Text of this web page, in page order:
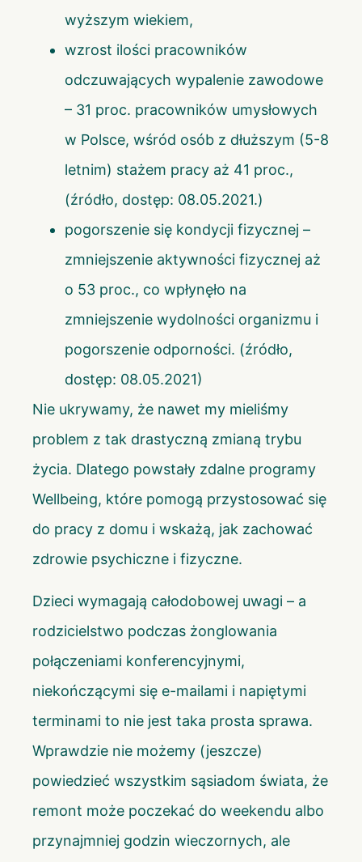
wyższym wiekiem,
wzrost ilości pracowników
odczuwających wypalenie zawodowe
– 31 proc. pracowników umysłowych
w Polsce, wśród osób z dłuższym (5-8
letnim) stażem pracy aż 41 proc.,
(źródło, dostęp: 08.05.2021.)
pogorszenie się kondycji fizycznej –
zmniejszenie aktywności fizycznej aż
o 53 proc., co wpłynęło na
zmniejszenie wydolności organizmu i
pogorszenie odporności. (źródło,
dostęp: 08.05.2021)
Nie ukrywamy, że nawet my mieliśmy
problem z tak drastyczną zmianą trybu
życia. Dlatego powstały zdalne programy
Wellbeing, które pomogą przystosować się
do pracy z domu i wskażą, jak zachować
zdrowie psychiczne i fizyczne.
Dzieci wymagają całodobowej uwagi – a
rodzicielstwo podczas żonglowania
połączeniami konferencyjnymi,
niekończącymi się e-mailami i napiętymi
terminami to nie jest taka prosta sprawa.
Wprawdzie nie możemy (jeszcze)
powiedzieć wszystkim sąsiadom świata, że
remont może poczekać do weekendu albo
przynajmniej godzin wieczornych, ale